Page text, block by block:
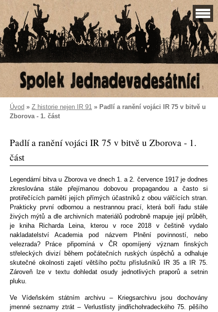
Úvod » Z historie nejen IR 91 » Padlí a ranění vojáci IR 75 v bitvě u
Zborova - 1. část
Padlí a ranění vojáci IR 75 v bitvě u Zborova - 1.
část
Legendární bitva u Zborova ve dnech 1. a 2. července 1917 je dodnes
zkreslována stále přejímanou dobovou propagandou a často si
protiřečících pamětí jejích přímých účastníků z obou válčících stran.
Prakticky první odbornou a nestrannou prací, která boří řadu stále
živých mýtů a dle archivních materiálů podrobně mapuje její průběh,
je kniha Richarda Leina, kterou v roce 2018 v češtině vydalo
nakladatelství Academia pod názvem Plnění povinností, nebo
velezrada? Práce připomíná v ČR opomíjený význam finských
střeleckých divizí během počátečních ruských úspěchů a odhaluje
skutečné okolnosti zajetí většího počtu příslušníků IR 35 a IR 75.
Zároveň lze v textu dohledat osudy jednotlivých praporů a setnin
pluku.
Ve Vídeňském státním archivu – Kriegsarchivu jsou dochovány
jmenné seznamy ztrát – Verlustlisty jindřichohradeckého 75. pěšího